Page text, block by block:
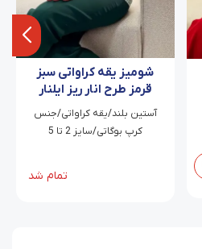
شومیز یقه کراواتی سبز
قرمز طرح انار ریز ایلنار
آستین بلند/یقه کراواتی/جنس
کرپ بوگاتی/سایز 2 تا 5
تمام شد